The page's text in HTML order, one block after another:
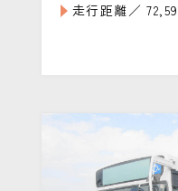
走行距離／